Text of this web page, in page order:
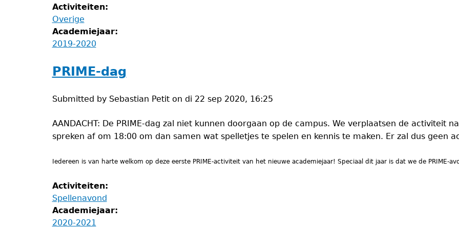
Activiteiten:
Overige
Academiejaar:
2019-2020
PRIME-dag
Submitted by Sebastian Petiton di 22 sep 2020, 16:25
AANDACHT: De PRIME-dag zal niet kunnen doorgaan op de campus. We verplaatsen de activiteit
spreken af om 18:00 om dan samen wat spelletjes te spelen en kennis te maken. Er zal dus geen
Iedereen is van harte welkom op deze eerste PRIME-activiteit van het nieuwe academiejaar! Speciaal dit jaar is dat we de PRIME-
Activiteiten:
Spellenavond
Academiejaar:
2020-2021